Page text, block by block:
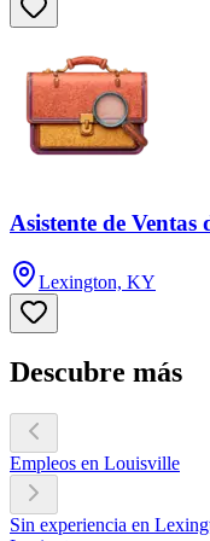
Asistente de
Lexington, KY
Descubre más
Empleos en Louisville
Sin experiencia en